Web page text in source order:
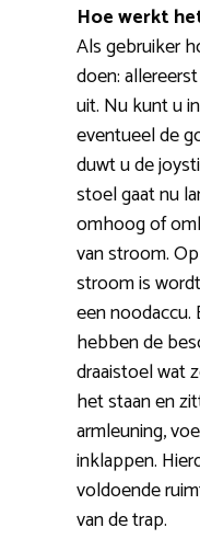
Hoe werkt
Als gebruiker
doen:
uit. Nu kunt u
eventueel de
duwt u de
stoel gaat nu
omhoog of
van stroom.
stroom is
een
hebben de
draaistoel wat
het staan en
armleuning,
inklappen.
voldoende
van de trap.